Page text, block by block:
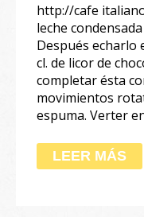
http://cafe
leche
Después echarlo
cl. de licor de
completar ésta
movimientos
espuma. Verter
LEER MÁS